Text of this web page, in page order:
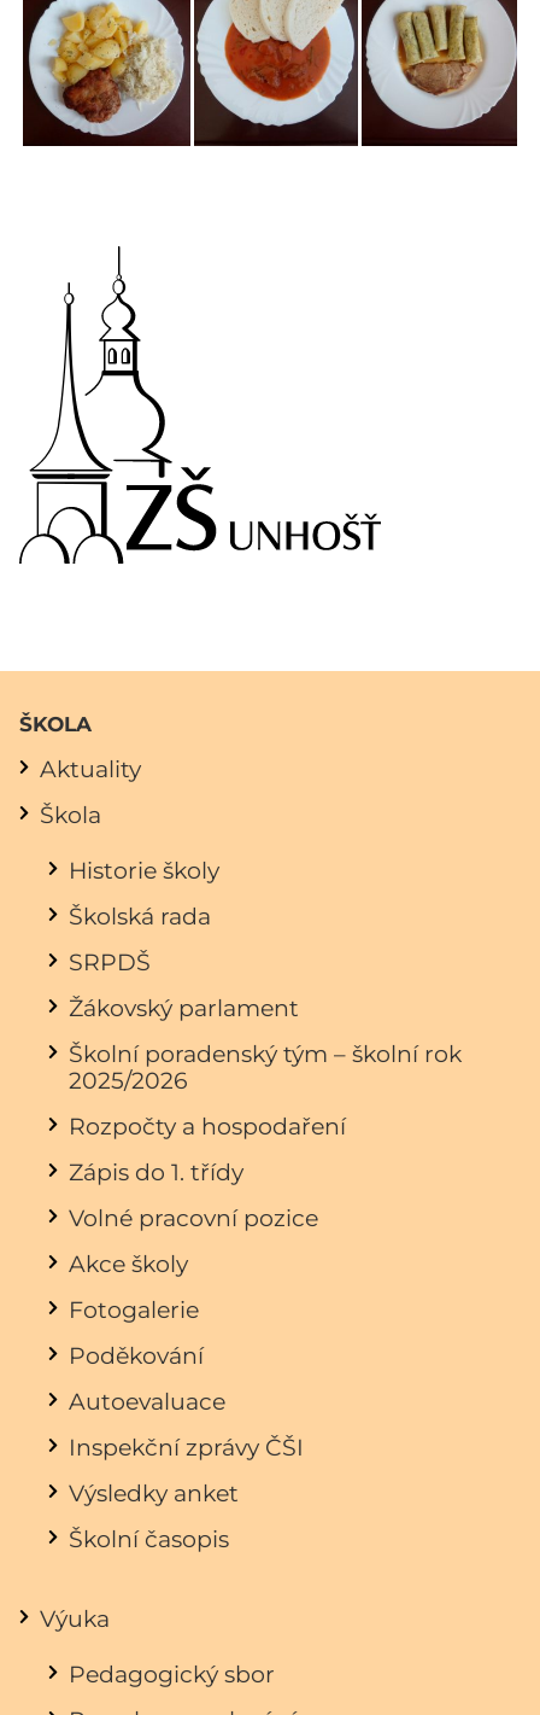
ŠKOLA
Aktuality
Škola
Historie školy
Školská rada
SRPDŠ
Žákovský parlament
Školní poradenský tým – školní rok
2025/2026
Rozpočty a hospodaření
Zápis do 1. třídy
Volné pracovní pozice
Akce školy
Fotogalerie
Poděkování
Autoevaluace
Inspekční zprávy ČŠI
Výsledky anket
Školní časopis
Výuka
Pedagogický sbor